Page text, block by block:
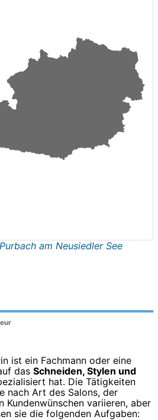
am Neusiedler See
ist ein Fachmann oder eine
das Schneiden, Stylen und
hat. Die Tätigkeiten
nach Art des Salons, der
Kundenwünschen variieren, aber
sie die folgenden Aufgaben: